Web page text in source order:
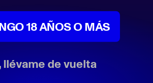
aventura que parece
18 AÑOS O MÁS
llévame de vuelta